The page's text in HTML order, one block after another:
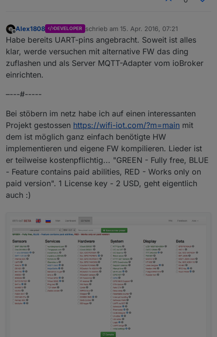
Offline
Alex1808 DEVELOPER schrieb am 15. Apr. 2016, 07:21
zuletzt editiert von
Habe bereits UART-pins angebracht. Soweit ist alles
klar, werde versuchen mit alternative FW das ding
zuflashen und als Server MQTT-Adapter vom ioBroker
einrichten.
–---#-----
Bei stöbern im netz habe ich auf einen interessanten
Projekt gestossen https://wifi-iot.com/?m=main mit
dem ist möglich ganz einfach benötigte HW
implementieren und eigene FW kompilieren. Lieder ist
er teilweise kostenpflichtig... "GREEN - Fully free, BLUE
- Feature contains paid abilities, RED - Works only on
paid version". 1 License key - 2 USD, geht eigentlich
auch :)